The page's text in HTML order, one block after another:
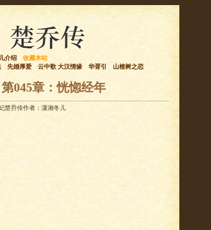
介绍
收藏本站
先婚厚爱 云中歌 大汉情缘 华胥引 山楂树之恋
045章：恍惚经年
楚乔传作者：潇湘冬儿